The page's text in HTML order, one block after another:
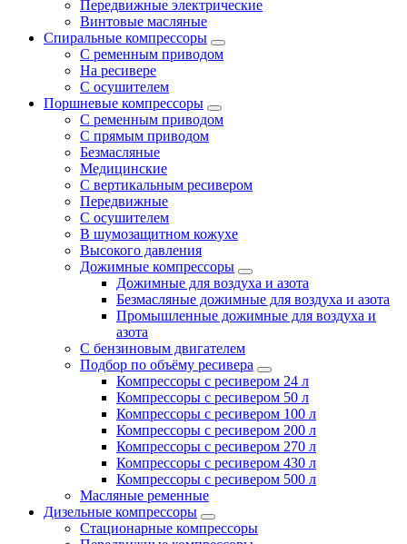
Передвижные электрические
Винтовые масляные
Спиральные компрессоры
С ременным приводом
На ресивере
С осушителем
Поршневые компрессоры
С ременным приводом
С прямым приводом
Безмасляные
Медицинские
С вертикальным ресивером
Передвижные
С осушителем
В шумозащитном кожухе
Высокого давления
Дожимные компрессоры
Дожимные для воздуха и азота
Безмасляные дожимные для воздуха и азота
Промышленные дожимные для воздуха и
азота
С бензиновым двигателем
Подбор по объёму ресивера
Компрессоры с ресивером 24 л
Компрессоры с ресивером 50 л
Компрессоры с ресивером 100 л
Компрессоры с ресивером 200 л
Компрессоры с ресивером 270 л
Компрессоры с ресивером 430 л
Компрессоры с ресивером 500 л
Масляные ременные
Дизельные компрессоры
Стационарные компрессоры